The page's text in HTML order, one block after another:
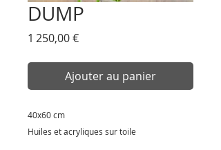
DUMP
1 250,00 €Prix
Ajouter au panier
40x60 cm
Huiles et acryliques sur toile